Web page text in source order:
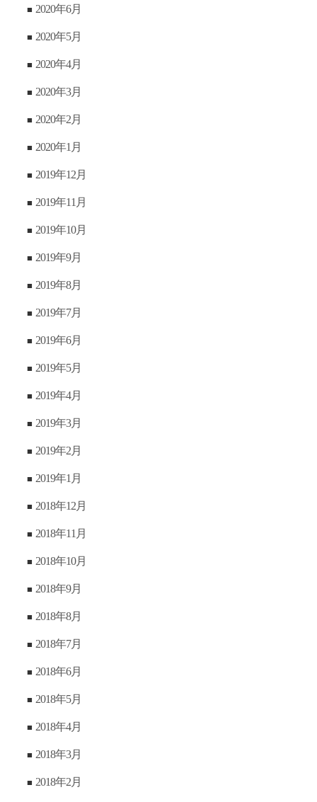
2020年6月
2020年5月
2020年4月
2020年3月
2020年2月
2020年1月
2019年12月
2019年11月
2019年10月
2019年9月
2019年8月
2019年7月
2019年6月
2019年5月
2019年4月
2019年3月
2019年2月
2019年1月
2018年12月
2018年11月
2018年10月
2018年9月
2018年8月
2018年7月
2018年6月
2018年5月
2018年4月
2018年3月
2018年2月